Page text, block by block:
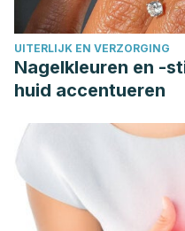
UITERLIJK EN VERZORGING
Nagelkleuren en -
huid accentueren